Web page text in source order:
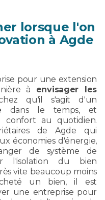
lorsque l'on
à Agde
pour une extension
à envisager les
qu'il s'agit d'un
dans le temps, et
confort au quotidien.
de Agde qui
économies d'énergie,
de système de
l'isolation du bien
vite beaucoup moins
un bien, il est
une entreprise pour